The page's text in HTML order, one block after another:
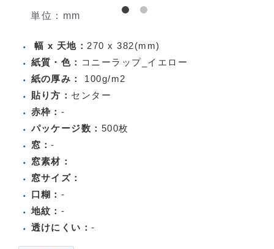
単位：mm
幅 x 天地： 270 x 382(mm)
紙質・色：
コニーラップ_イエロー
紙の厚み：
100g/m2
貼り方： センター
赤枠： -
パッケージ数： 500枚
窓：-
窓素材：
窓サイズ：
口糊： -
地紋： -
透けにくい：-